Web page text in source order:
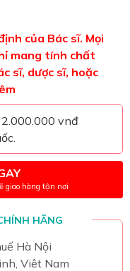
của Bác sĩ. Mọi
mang tính chất
sĩ, dược sĩ, hoặc
vnđ
giao hàng tận nơi
HÃNG
Hà Nội
Viêt Nam